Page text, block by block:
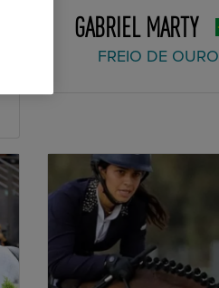
GABRIEL MARTY
FREIO DE OURO